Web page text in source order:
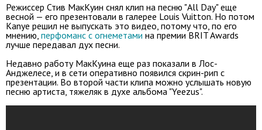
Режиссер Стив МакКуин снял клип на песню "All Day" еще
весной — его презентовали в галерее Louis Vuitton. Но потом
Kanye решил не выпускать это видео, потому что, по его
мнению, перфоманс с огнеметами на премии BRIT Awards
лучше передавал дух песни.
Недавно работу МакКуина еще раз показали в Лос-
Анджелесе, и в сети оперативно появился скрин-рип с
презентации. Во второй части клипа можно услышать новую
песню артиста, тяжеляк в духе альбома "Yeezus".